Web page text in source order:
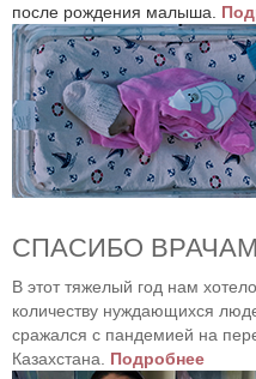
после рождения малыша.
СПАСИБО
В этот тяжелый год нам
количеству нуждающихся
сражался с пандемией на
Казахстана. Подробнее